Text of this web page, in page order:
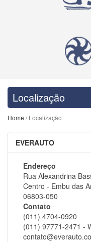
Localização
Home / Localização
EVERAUTO
Endereço
Rua Alexandrina
Centro - Embu das
06803-050
Contato
(011) 4704-0920
(011) 97771-2471 -